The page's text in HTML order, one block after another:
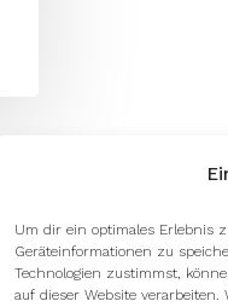
Um dir ein optimales Erlebnis
Geräteinformationen zu
Technologien zustimmst,
auf dieser Website